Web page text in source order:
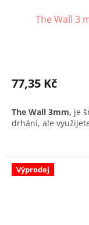
The Wall 3
77,35 Kč
The Wall 3mm, je
drhání, ale
Výprodej